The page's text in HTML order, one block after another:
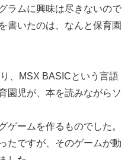
ラムに興味は尽きないので
書いたのは、なんと保育園
、MSX BASICという言語
園児が、本を読みながらソ
ゲームを作るものでした。
たですが、そのゲームが動